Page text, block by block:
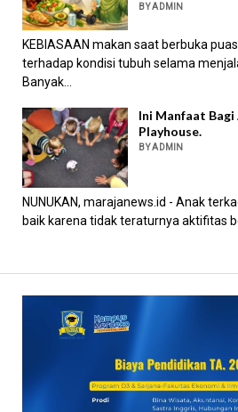
BY ADMIN
KEBIASAAN makan saat berbuka
terhadap kondisi tubuh selama
Banyak...
Ini Manfaat Bagi
Playhouse.
BY ADMIN
NUNUKAN, marajanews.id - Anak
baik karena tidak teraturnya aktifitas